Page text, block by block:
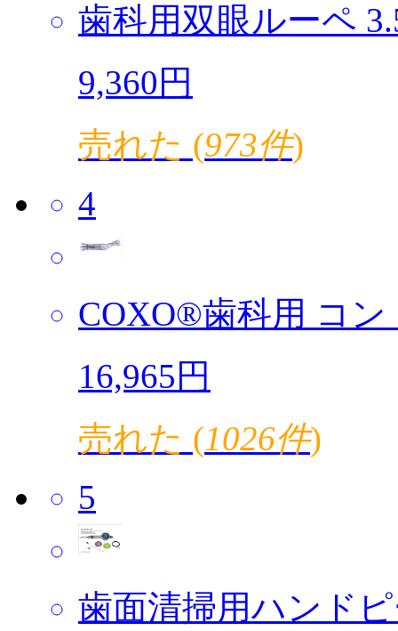
歯科用双眼ルーペ
9,360円
売れた (973件)
4
COXO®歯科用 コン
16,965円
売れた (1026件)
5
歯面清掃用ハンド